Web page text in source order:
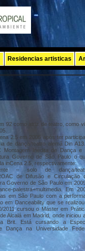
92 como atriz de teatro, como
2.5 em 2005 após ter
de dança/teatro alemã Din
Montagem Inédita de Dança e
Governo de São Paulo o
inCena 2.5, respectivamente:
gente – solo de dança/
de Difusão e Circulação
Governo de São Paulo em
palestra+multimedia. Em
em São Paulo com a
em Danceability que se
2011 cursou o Máster em
Alcalá em Madrid, onde iniciou
Brit. Está cursando a
Dança na Universidade
Residencias artisticas